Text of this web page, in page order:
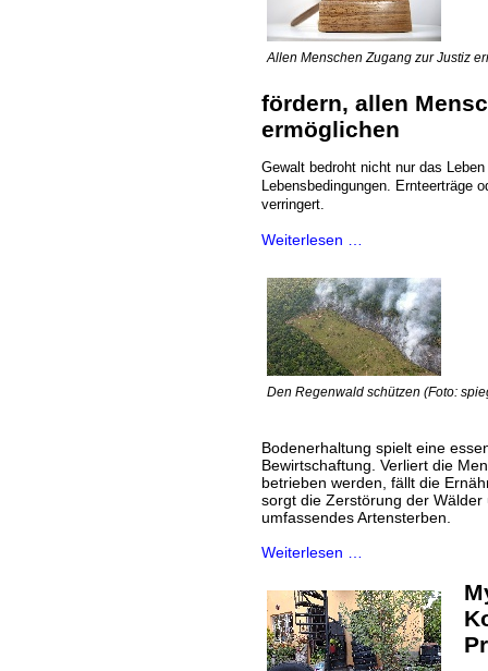
Allen Menschen Zugang zur Justiz
fördern, allen
ermöglichen
Gewalt bedroht nicht nur das
Lebensbedingungen. Ernteerträge
verringert.
Weiterlesen …
Den Regenwald schützen (Foto:
Bodenerhaltung spielt eine
Bewirtschaftung. Verliert die
betrieben werden, fällt die
sorgt die Zerstörung der
umfassendes Artensterben.
Weiterlesen …